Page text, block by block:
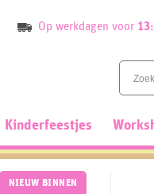
Op werkdagen voor
Kinderfeestjes
NIEUW BINNEN